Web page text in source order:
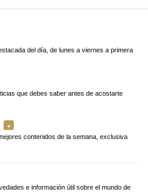
del día, de lunes a viernes a primera
que debes saber antes de acostarte
contenidos de la semana, exclusiva
e información útil sobre el mundo de